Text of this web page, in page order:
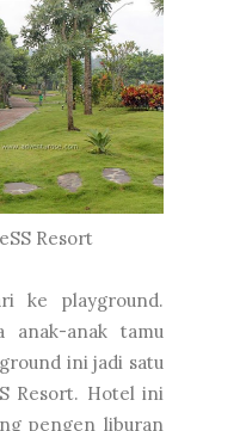
Resort
ke playground.
anak-anak tamu
ini jadi satu
Resort. Hotel ini
pengen liburan